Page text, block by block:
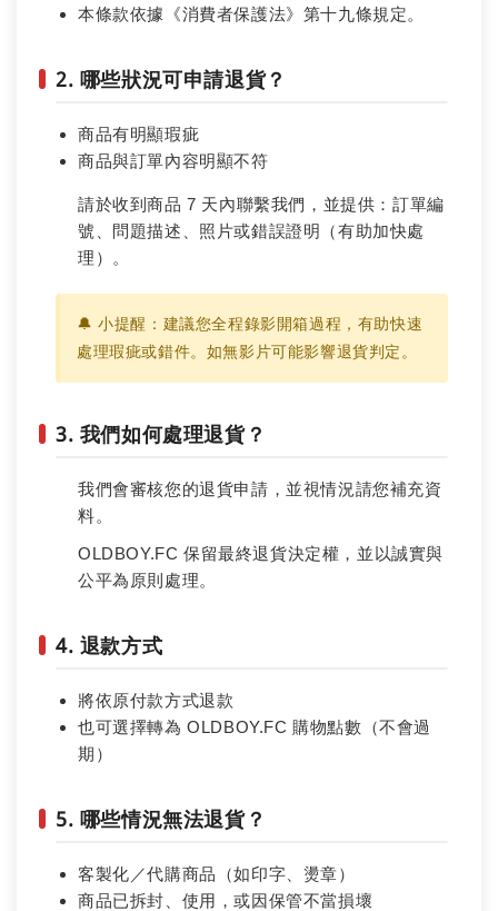
本條款依據《消費者保護法》第十九條規定。
2. 哪些狀況可申請退貨？
商品有明顯瑕疵
商品與訂單內容明顯不符
請於收到商品 7 天內聯繫我們，並提供：訂單編
號、問題描述、照片或錯誤證明（有助加快處
理）。
🔔 小提醒：建議您全程錄影開箱過程，有助快速
處理瑕疵或錯件。如無影片可能影響退貨判定。
3. 我們如何處理退貨？
我們會審核您的退貨申請，並視情況請您補充資
料。
OLDBOY.FC 保留最終退貨決定權，並以誠實與
公平為原則處理。
4. 退款方式
將依原付款方式退款
也可選擇轉為 OLDBOY.FC 購物點數（不會過
期）
5. 哪些情況無法退貨？
客製化／代購商品（如印字、燙章）
商品已拆封、使用，或因保管不當損壞